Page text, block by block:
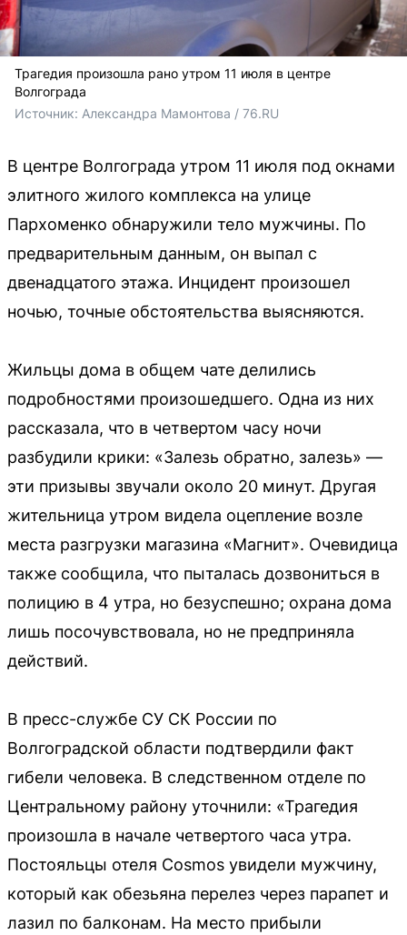
Трагедия произошла рано утром 11 июля в центре
Волгограда
Источник: Александра Мамонтова / 76.RU
В центре Волгограда утром 11 июля под окнами
элитного жилого комплекса на улице
Пархоменко обнаружили тело мужчины. По
предварительным данным, он выпал с
двенадцатого этажа. Инцидент произошел
ночью, точные обстоятельства выясняются.
Жильцы дома в общем чате делились
подробностями произошедшего. Одна из них
рассказала, что в четвертом часу ночи
разбудили крики: «Залезь обратно, залезь» —
эти призывы звучали около 20 минут. Другая
жительница утром видела оцепление возле
места разгрузки магазина «Магнит». Очевидица
также сообщила, что пыталась дозвониться в
полицию в 4 утра, но безуспешно; охрана дома
лишь посочувствовала, но не предприняла
действий.
В пресс-службе СУ СК России по
Волгоградской области подтвердили факт
гибели человека. В следственном отделе по
Центральному району уточнили: «Трагедия
произошла в начале четвертого часа утра.
Постояльцы отеля Cosmos увидели мужчину,
который как обезьяна перелез через парапет и
лазил по балконам. На место прибыли